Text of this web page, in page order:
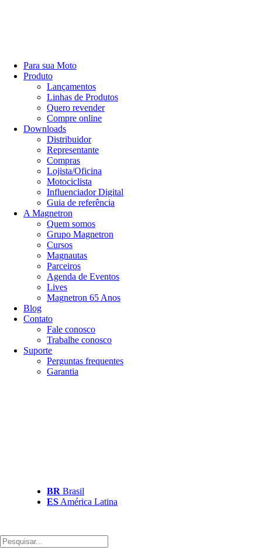
Para sua Moto
Produto
Lançamentos
Linhas de Produtos
Quero revender
Compre online
Downloads
Distribuidor
Representante
Compras
Lojista/Oficina
Motociclista
Influenciador Digital
Guia de referência
A Magnetron
Quem somos
Grupo Magnetron
Cursos
Magnautas
Parceiros
Agenda de Eventos
Lives
Magnetron 65 Anos
Blog
Contato
Fale conosco
Trabalhe conosco
Suporte
Perguntas frequentes
Garantia
BR Brasil
ES América Latina